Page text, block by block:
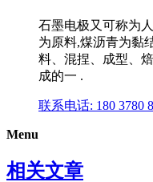
石墨电极又可称为
为原料,煤沥青为黏
料、混捏、成型、
成的一 .
联系电话: 180 3780
Menu
相关文章